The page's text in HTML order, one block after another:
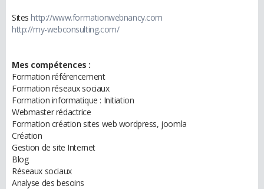
Siteshttp://www.formationwebnancy.com
http://my-webconsulting.com/
Mes compétences :
Formation référencement
Formation réseaux sociaux
Formation informatique : Initiation
Webmaster rédactrice
Formation création sites web wordpress, joomla
Création
Gestion de site Internet
Blog
Réseaux sociaux
Analyse des besoins